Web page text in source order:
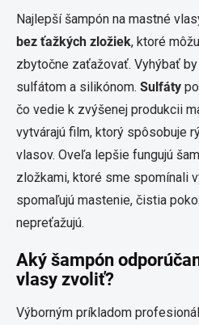
Najlepší šampón na mastné
bez ťažkých zložiek, ktoré
zbytočne zaťažovať. Vyhýbať
sulfátom a silikónom. Sulfáty
čo vedie k zvýšenej produkcii
vytvárajú film, ktorý spôsobuje
vlasov. Oveľa lepšie fungujú
zložkami, ktoré sme spomínali
spomaľujú mastenie, čistia
nepreťažujú.
Aký šampón
vlasy zvoliť?
Výborným príkladom